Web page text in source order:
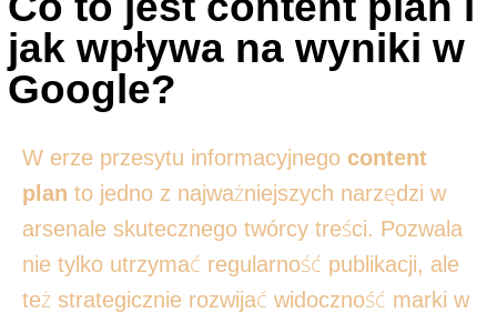
jak wpływa na wyniki w
Google?
W erze przesytu informacyjnego content
plan to jedno z najważniejszych narzędzi w
arsenale skutecznego twórcy treści. Pozwala
nie tylko utrzymać regularność publikacji, ale
też strategicznie rozwijać widoczność marki w